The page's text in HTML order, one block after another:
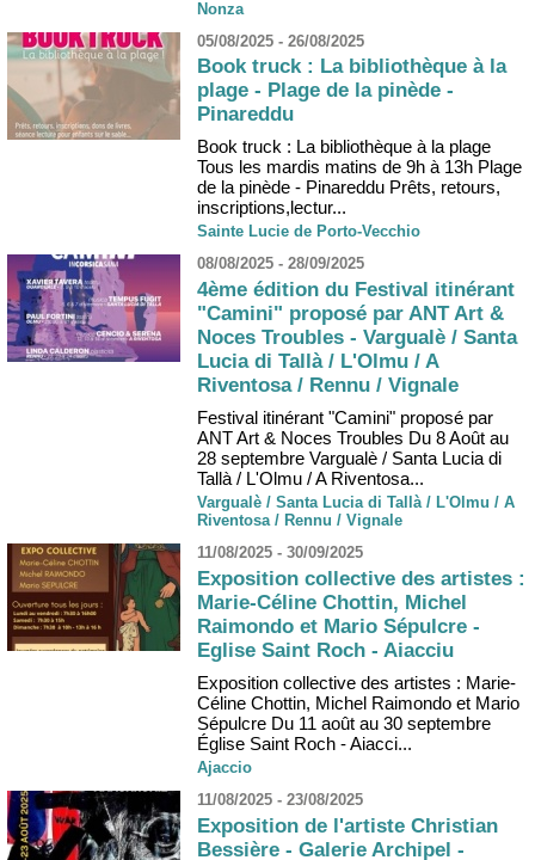
Nonza
05/08/2025 - 26/08/2025
Book truck : La bibliothèque à la
plage - Plage de la pinède -
Pinareddu
Book truck : La bibliothèque à la plage
Tous les mardis matins de 9h à 13h Plage
de la pinède - Pinareddu Prêts, retours,
inscriptions,lectur...
Sainte Lucie de Porto-Vecchio
08/08/2025 - 28/09/2025
4ème édition du Festival itinérant
"Camini" proposé par ANT Art &
Noces Troubles - Vargualè / Santa
Lucia di Tallà / L'Olmu / A
Riventosa / Rennu / Vignale
Festival itinérant "Camini" proposé par
ANT Art & Noces Troubles Du 8 Août au
28 septembre Vargualè / Santa Lucia di
Tallà / L'Olmu / A Riventosa...
Vargualè / Santa Lucia di Tallà / L'Olmu / A
Riventosa / Rennu / Vignale
11/08/2025 - 30/09/2025
Exposition collective des artistes :
Marie-Céline Chottin, Michel
Raimondo et Mario Sépulcre -
Eglise Saint Roch - Aiacciu
Exposition collective des artistes : Marie-
Céline Chottin, Michel Raimondo et Mario
Sépulcre Du 11 août au 30 septembre
Église Saint Roch - Aiacci...
Ajaccio
11/08/2025 - 23/08/2025
Exposition de l'artiste Christian
Bessière - Galerie Archipel -